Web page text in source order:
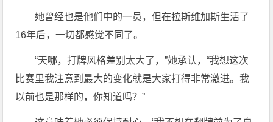
她曾经也是他们中的一员，但在拉斯维加斯生活了
16年后，一切都感觉不同了。
“天哪，打牌风格差别太大了，”她承认，“我想这次
比赛里我注意到最大的变化就是大家打得非常激进。我
以前也是那样的，你知道吗？”